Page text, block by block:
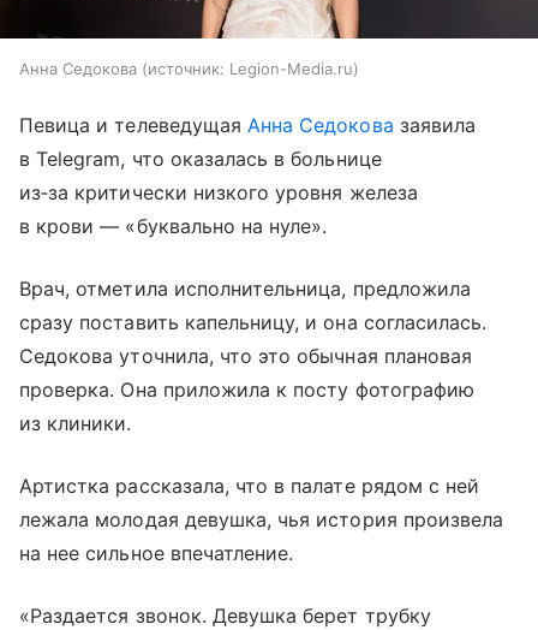
Анна Седокова источник: Legion-Media.ru
Певица и телеведущаяАнна Седокова заявила
в Telegram, что оказалась в больнице
из‑за критически низкого уровня железа
в крови — «буквально на нуле».
Врач, отметила исполнительница, предложила
сразу поставить капельницу, и она согласилась.
Седокова уточнила, что это обычная плановая
проверка. Она приложила к посту фотографию
из клиники.
Артистка рассказала, что в палате рядом с ней
лежала молодая девушка, чья история произвела
на нее сильное впечатление.
«Раздается звонок. Девушка берет трубку